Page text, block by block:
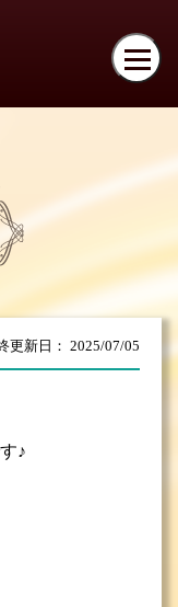
更新日： 2025/07/05
♪